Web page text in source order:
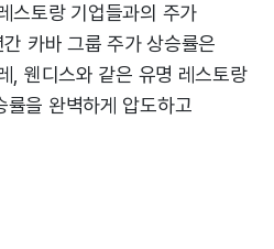
스토랑 기업들과의 주가
카바 그룹 주가 상승률은
, 웬디스와 같은 유명 레스토랑
률을 완벽하게 압도하고